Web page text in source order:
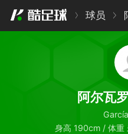
球员
阿尔瓦
身高 190cm / 体